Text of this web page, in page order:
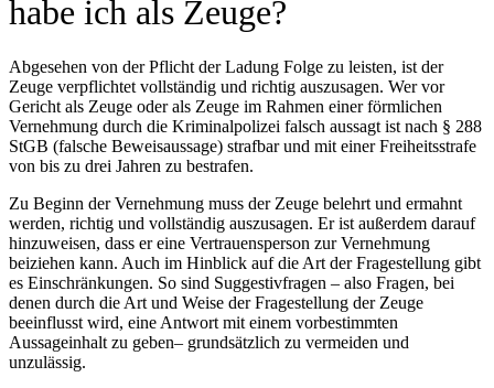
habe ich als Zeuge?
Abgesehen von der Pflicht der Ladung Folge zu leisten, ist der
Zeuge verpflichtet vollständig und richtig auszusagen. Wer vor
Gericht als Zeuge oder als Zeuge im Rahmen einer förmlichen
Vernehmung durch die Kriminalpolizei falsch aussagt ist nach § 288
StGB (falsche Beweisaussage) strafbar und mit einer Freiheitsstrafe
von bis zu drei Jahren zu bestrafen.
Zu Beginn der Vernehmung muss der Zeuge belehrt und ermahnt
werden, richtig und vollständig auszusagen. Er ist außerdem darauf
hinzuweisen, dass er eine Vertrauensperson zur Vernehmung
beiziehen kann. Auch im Hinblick auf die Art der Fragestellung gibt
es Einschränkungen. So sind Suggestivfragen – also Fragen, bei
denen durch die Art und Weise der Fragestellung der Zeuge
beeinflusst wird, eine Antwort mit einem vorbestimmten
Aussageinhalt zu geben– grundsätzlich zu vermeiden und
unzulässig.